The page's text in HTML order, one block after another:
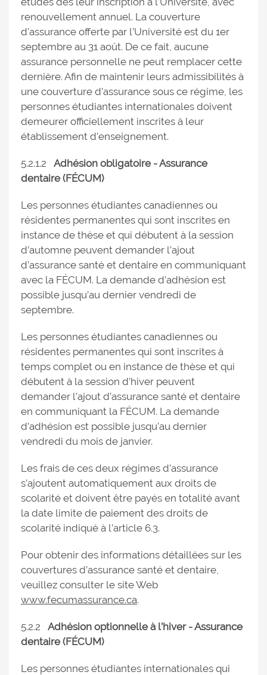
renouvellement annuel. La couverture
d’assurance offerte par l’Université est du 1er
septembre au 31 août. De ce fait, aucune
assurance personnelle ne peut remplacer cette
dernière. Afin de maintenir leurs admissibilités à
une couverture d’assurance sous ce régime, les
personnes étudiantes internationales doivent
demeurer officiellement inscrites à leur
établissement d’enseignement.
5.2.1.2 Adhésion obligatoire - Assurance
dentaire (FÉCUM)
Les personnes étudiantes canadiennes ou
résidentes permanentes qui sont inscrites en
instance de thèse et qui débutent à la session
d’automne peuvent demander l’ajout
d’assurance santé et dentaire en communiquant
avec la FÉCUM. La demande d’adhésion est
possible jusqu’au dernier vendredi de
septembre.
Les personnes étudiantes canadiennes ou
résidentes permanentes qui sont inscrites à
temps complet ou en instance de thèse et qui
débutent à la session d’hiver peuvent
demander l’ajout d’assurance santé et dentaire
en communiquant la FÉCUM. La demande
d’adhésion est possible jusqu’au dernier
vendredi du mois de janvier.
Les frais de ces deux régimes d’assurance
s’ajoutent automatiquement aux droits de
scolarité et doivent être payés en totalité avant
la date limite de paiement des droits de
scolarité indiqué à l’article 6.3.
Pour obtenir des informations détaillées sur les
couvertures d’assurance santé et dentaire,
veuillez consulter le site Web
www.fecumassurance.ca.
5.2.2 Adhésion optionnelle à l’hiver - Assurance
dentaire (FÉCUM)
Les personnes étudiantes internationales qui